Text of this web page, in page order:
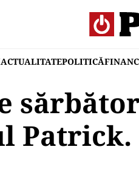
ACTUALITATEPOLITICĂ
Patrick.